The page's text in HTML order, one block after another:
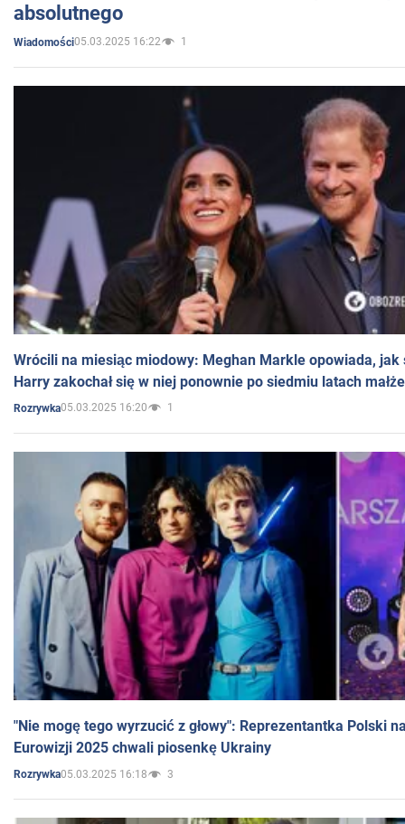
absolutnego
Wiadomości05.03.2025 16:22 1
Wrócili na miesiąc miodowy: Meghan Markle opowiada, jak
Harry zakochał się w niej ponownie po siedmiu latach
Rozrywka05.03.2025 16:20 1
"Nie mogę tego wyrzucić z głowy": Reprezentantka Polski
Eurowizji 2025 chwali piosenkę Ukrainy
Rozrywka05.03.2025 16:18 3